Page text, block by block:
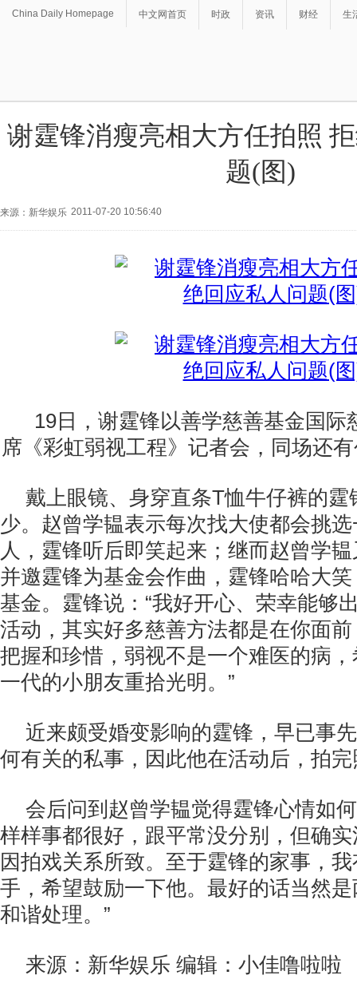
China Daily Homepage 中文网首页 时政 资讯 财经 生
谢霆锋消瘦亮相大方任拍照
题(图)
来源：新华娱乐 2011-07-20 10:56:40
19日，谢霆锋以善学慈善基金国际
席《彩虹弱视工程》记者会，同场还
戴上眼镜、身穿直条T恤牛仔裤的霆
少。赵曾学韫表示每次找大使都会挑
人，霆锋听后即笑起来；继而赵曾学
并邀霆锋为基金会作曲，霆锋哈哈大
基金。霆锋说：“我好开心、荣幸能够
活动，其实好多慈善方法都是在你面
把握和珍惜，弱视不是一个难医的病
一代的小朋友重拾光明。”
近来颇受婚变影响的霆锋，早已事
何有关的私事，因此他在活动后，拍
会后问到赵曾学韫觉得霆锋心情如
样样事都很好，跟平常没分别，但确
因拍戏关系所致。至于霆锋的家事，
手，希望鼓励一下他。最好的话当然
和谐处理。”
来源：新华娱乐 编辑：小佳噜啦啦